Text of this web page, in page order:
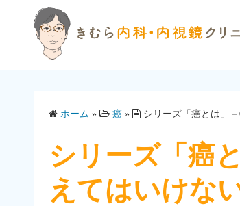
ホーム » 癌 » シリーズ「癌とは」
シリーズ「癌
えてはいけな